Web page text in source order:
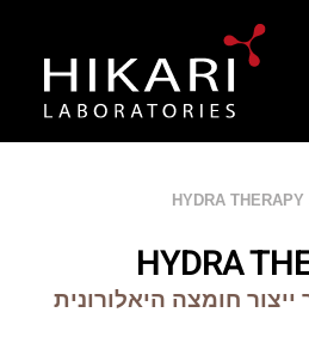
HYDRA THERAPY
HYDRA
חומצה היאלורונית